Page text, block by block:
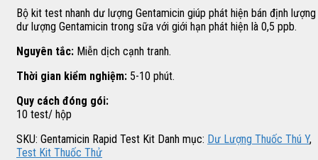
Bộ kit test nhanh dư lượng Gentamicin giúp phát hiện bán định lượng
dư lượng Gentamicin trong sữa với giới hạn phát hiện là 0,5 ppb.
Nguyên tắc: Miễn dịch cạnh tranh.
Thời gian kiểm nghiệm: 5-10 phút.
Quy cách đóng gói:
10 test/ hộp
SKU: Gentamicin Rapid Test Kit Danh mục: Dư Lượng Thuốc Thú Y,
Test Kit Thuốc Thử